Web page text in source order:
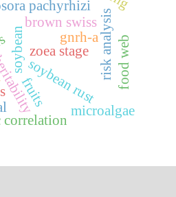
pachyrhizi
soybean
soybean rust
risk analysis
brown swiss
correlation
gnrh-a
fruits
food web
zoea stage
microalgae